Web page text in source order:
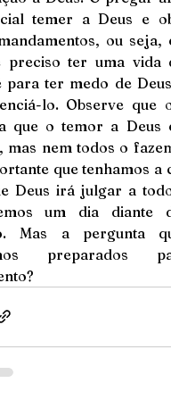
temer a Deus e
ou seja,
preciso ter uma vida
para ter medo de
lo. Observe que
que o temor a Deus
mas nem todos o
que tenhamos a
Deus irá julgar a
um dia diante
Mas a pergunta
preparados